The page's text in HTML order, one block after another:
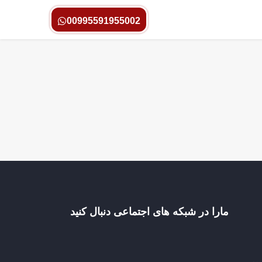
00995591955002
مارا در شبکه های اجتماعی دنبال کنید